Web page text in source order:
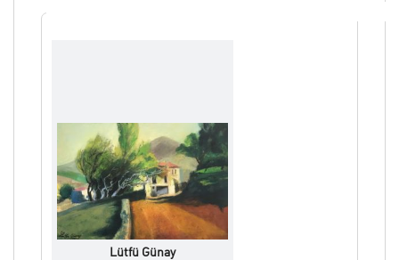
Galerisi'nde açmıştır.
Lütfü Günay